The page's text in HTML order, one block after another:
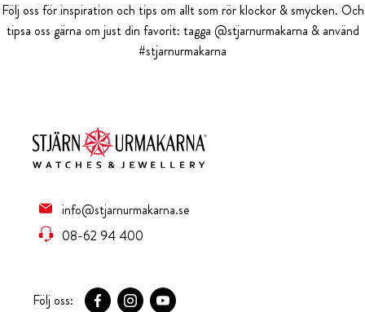
Följ oss för inspiration och tips om allt som rör klockor & smycken. Och
tipsa oss gärna om just din favorit: tagga @stjarnurmakarna & använd
#stjarnurmakarna
info@stjarnurmakarna.se
08-62 94 400
Följ oss: